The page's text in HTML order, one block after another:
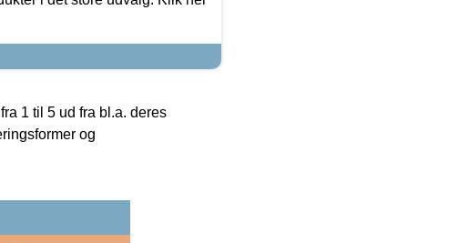
1 til 5 ud fra bl.a. deres
og